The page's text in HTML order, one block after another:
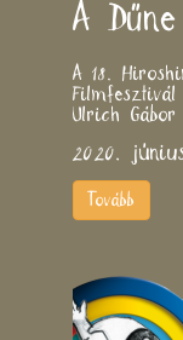
A
A 18.
Filmfesztivál
Ulrich
2020.
Tovább